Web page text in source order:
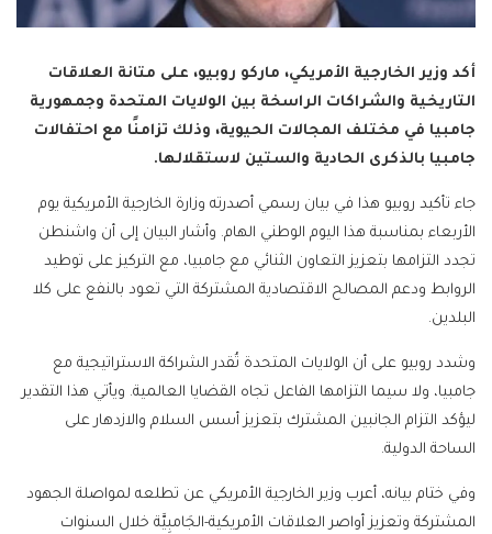
أكد وزير الخارجية الأمريكي، ماركو روبيو، على متانة العلاقات
التاريخية والشراكات الراسخة بين الولايات المتحدة وجمهورية
جامبيا في مختلف المجالات الحيوية، وذلك تزامنًا مع احتفالات
جامبيا بالذكرى الحادية والستين لاستقلالها.
جاء تأكيد روبيو هذا في بيان رسمي أصدرته وزارة الخارجية الأمريكية يوم
الأربعاء بمناسبة هذا اليوم الوطني الهام. وأشار البيان إلى أن واشنطن
تجدد التزامها بتعزيز التعاون الثنائي مع جامبيا، مع التركيز على توطيد
الروابط ودعم المصالح الاقتصادية المشتركة التي تعود بالنفع على كلا
البلدين.
وشدد روبيو على أن الولايات المتحدة تُقدر الشراكة الاستراتيجية مع
جامبيا، ولا سيما التزامها الفاعل تجاه القضايا العالمية. ويأتي هذا التقدير
ليؤكد التزام الجانبين المشترك بتعزيز أسس السلام والازدهار على
الساحة الدولية.
وفي ختام بيانه، أعرب وزير الخارجية الأمريكي عن تطلعه لمواصلة الجهود
المشتركة وتعزيز أواصر العلاقات الأمريكية-الجَامبِيَّة خلال السنوات